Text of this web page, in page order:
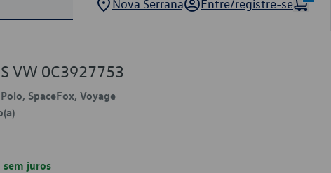
Nova Serrana Entre/registre-se
VW 0C3927753
SpaceFox, Voyage
sem juros